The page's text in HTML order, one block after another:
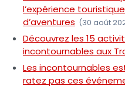
l’expérience
d’aventures (30 août
Découvrez les 15
incontournables aux
Les incontournables
ratez pas ces